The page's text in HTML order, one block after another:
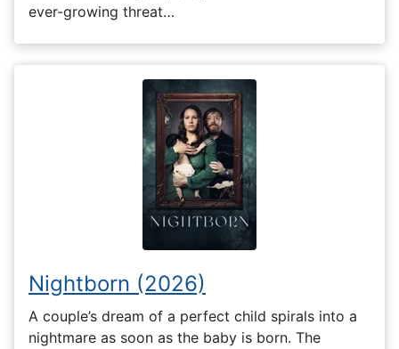
ever-growing threat…
Nightborn (2026)
A couple’s dream of a perfect child spirals into a
nightmare as soon as the baby is born. The